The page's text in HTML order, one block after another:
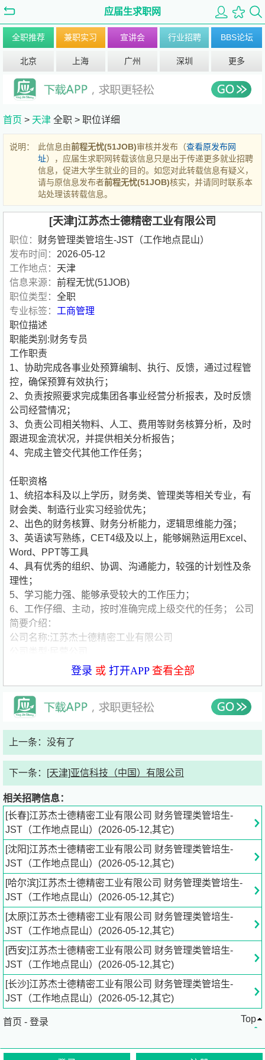
应届生求职网
全职推荐 兼职实习 宣讲会 行业招聘 BBS论坛
北京 上海 广州 深圳 更多
首页 > 天津 全职 > 职位详细
说明： 此信息由前程无忧(51JOB)审核并发布（查看原发布网
址），应届生求职网转载该信息只是出于传递更多就业招聘
信息，促进大学生就业的目的。如您对此转载信息有疑义，
请与原信息发布者前程无忧(51JOB)核实，并请同时联系本
站处理该转载信息。
[天津]江苏杰士德精密工业有限公司
职位： 财务管理类管培生-JST（工作地点昆山）
发布时间： 2026-05-12
工作地点： 天津
信息来源： 前程无忧(51JOB)
职位类型： 全职
专业标签： 工商管理
职位描述
职能类别:财务专员
工作职责
1、协助完成各事业处预算编制、执行、反馈，通过过程管
控，确保预算有效执行；
2、负责按照要求完成集团各事业经营分析报表，及时反馈
公司经营情况；
3、负责公司相关物料、人工、费用等财务核算分析，及时
跟进现金流状况，并提供相关分析报告；
4、完成主管交代其他工作任务；
任职资格
1、统招本科及以上学历，财务类、管理类等相关专业，有
财会类、制造行业实习经验优先；
2、出色的财务核算、财务分析能力，逻辑思维能力强；
3、英语读写熟练，CET4级及以上，能够娴熟运用Excel、
Word、PPT等工具
4、具有优秀的组织、协调、沟通能力，较强的计划性及条
理性；
5、学习能力强、能够承受较大的工作压力；
6、工作仔细、主动，按时准确完成上级交代的任务； 公司
简要介绍：
公司名称:江苏杰士德精密工业有限公司
公司规模:1000-5000人
现代制造领域中最重要的技术之一，已在全球掀起一股狂
潮。 杰士德是一家综合 精密组件制造、软件及视觉技术开
平台、自主轻型机器人研发及自动化流水线定制等于一体的
德集团先后国内成立了深圳办事处、郑州办事处、上海办事
处等20余处国内办事处，并于国外拓展了巴西办事处、印
度办事处、韩国办事处、美国办事处等海外办事处，旗下拥
有江苏杰士德、中国香港杰士德、美国杰士德、深圳中裕
达、上海人民电器、昆山鹰之眼软件、昆山诚业基精密组
件、昆山找找看贸易、昆山艾派科技等11家事业部。 凭借
品牌声势的影响力，杰士德吸引了美国、日本、韩国、爱尔
兰、巴基斯坦等一大批外籍优秀技术工程专家及项目管理专
家团队入驻。依托强大的技术研发实力、行业领先的服务水
平、完善的自动化产业链布局，杰士德集团目前已跻身中国
自动化行业前列。拥有各类发明专利21项，实用新型专利
51项，荣获“昆山市科技研发机构”、“苏州市外国专家工作
室”、“苏州市精密电子组装设备工程技术中心”、“江苏省高
新技术企业”等称号。 新一轮工业革命即将到来，杰士德将
借助这一历史机遇，一步步稳扎稳打实现集团战略蓝图，助
力中国工业自动化新发展，成为中国基础工业崛起的垫脚
石！
登录 或 打开APP查看全部
上一条：没有了
下一条： [天津]亚信科技（中国）有限公司
相关招聘信息：
[长春]江苏杰士德精密工业有限公司 财务管理类管培生-
JST（工作地点昆山）(2026-05-12,其它)
[沈阳]江苏杰士德精密工业有限公司 财务管理类管培生-
JST（工作地点昆山）(2026-05-12,其它)
[哈尔滨]江苏杰士德精密工业有限公司 财务管理类管培生-
JST（工作地点昆山）(2026-05-12,其它)
[太原]江苏杰士德精密工业有限公司 财务管理类管培生-
JST（工作地点昆山）(2026-05-12,其它)
[西安]江苏杰士德精密工业有限公司 财务管理类管培生-
JST（工作地点昆山）(2026-05-12,其它)
[长沙]江苏杰士德精密工业有限公司 财务管理类管培生-
JST（工作地点昆山）(2026-05-12,其它)
首页 - 登录 Top